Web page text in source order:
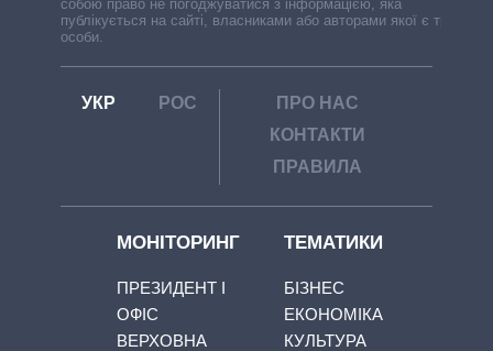
собою право не погоджуватися з інформацією, яка
публікується на сайті, власниками або авторами якої є треті
особи.
УКР РОС
ПРО НАС
КОНТАКТИ
ПРАВИЛА
МОНІТОРИНГ
ПРЕЗИДЕНТ І
ОФІС
ВЕРХОВНА
ТЕМАТИКИ
БІЗНЕС
ЕКОНОМІКА
КУЛЬТУРА